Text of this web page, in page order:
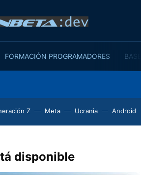
FORMACIÓN PROGRAMADORES
Z Meta Ucrania Android
disponible